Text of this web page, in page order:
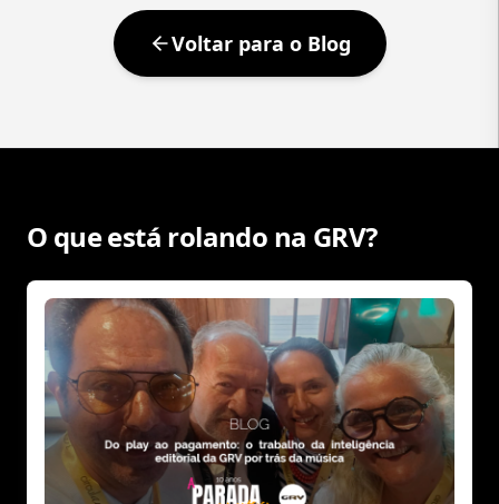
Voltar para o Blog
O que está rolando na GRV?